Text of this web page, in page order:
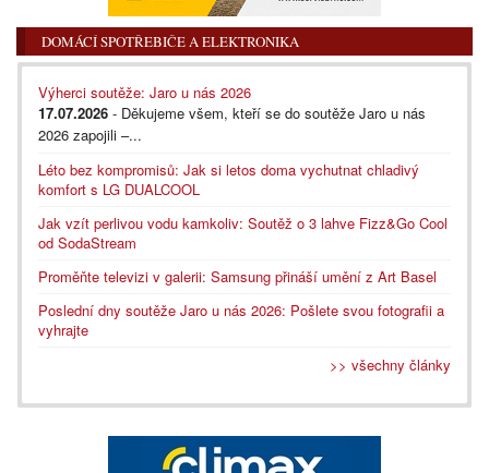
DOMÁCÍ SPOTŘEBIČE A ELEKTRONIKA
Výherci soutěže: Jaro u nás 2026
17.07.2026 - Děkujeme všem, kteří se do soutěže Jaro u nás
2026 zapojili –...
Léto bez kompromisů: Jak si letos doma vychutnat chladivý
komfort s LG DUALCOOL
Jak vzít perlivou vodu kamkoliv: Soutěž o 3 lahve Fizz&Go Cool
od SodaStream
Proměňte televizi v galerii: Samsung přináší umění z Art Basel
Poslední dny soutěže Jaro u nás 2026: Pošlete svou fotografii a
vyhrajte
>> všechny články